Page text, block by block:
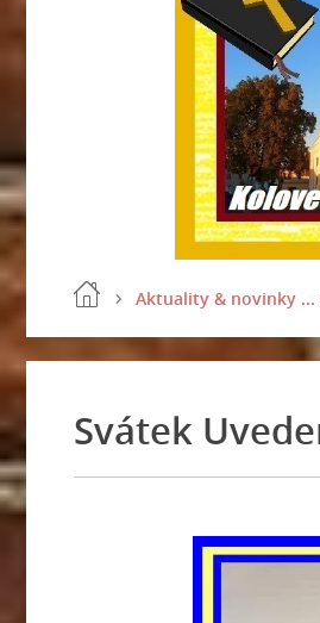
Aktuality & novinky
Svátek